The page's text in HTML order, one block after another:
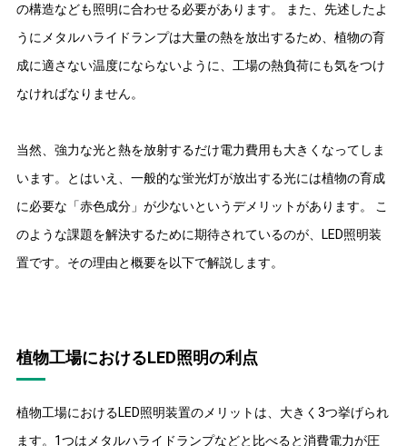
の構造なども照明に合わせる必要があります。 また、先述したよ
うにメタルハライドランプは大量の熱を放出するため、植物の育
成に適さない温度にならないように、工場の熱負荷にも気をつけ
なければなりません。
当然、強力な光と熱を放射するだけ電力費用も大きくなってしま
います。とはいえ、一般的な蛍光灯が放出する光には植物の育成
に必要な「赤色成分」が少ないというデメリットがあります。 こ
のような課題を解決するために期待されているのが、LED照明装
置です。その理由と概要を以下で解説します。
植物工場におけるLED照明の利点
植物工場におけるLED照明装置のメリットは、大きく3つ挙げられ
ます。1つはメタルハライドランプなどと比べると消費電力が圧